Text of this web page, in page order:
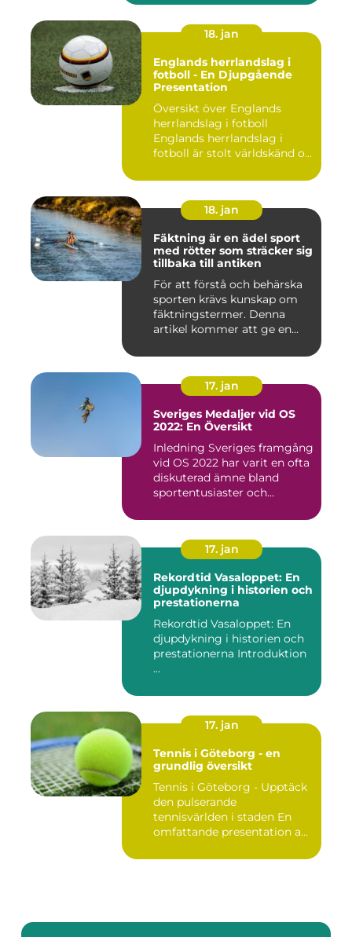
18. jan
Englands herrlandslag i
fotboll - En Djupgående
Presentation
Översikt över Englands
herrlandslag i fotboll
Englands herrlandslag i
fotboll är stolt världskänd o...
18. jan
Fäktning är en ädel sport
med rötter som sträcker sig
tillbaka till antiken
För att förstå och behärska
sporten krävs kunskap om
fäktningstermer. Denna
artikel kommer att ge en...
17. jan
Sveriges Medaljer vid OS
2022: En Översikt
Inledning Sveriges framgång
vid OS 2022 har varit en ofta
diskuterad ämne bland
sportentusiaster och...
17. jan
Rekordtid Vasaloppet: En
djupdykning i historien och
prestationerna
Rekordtid Vasaloppet: En
djupdykning i historien och
prestationerna Introduktion
...
17. jan
Tennis i Göteborg - en
grundlig översikt
Tennis i Göteborg - Upptäck
den pulserande
tennisvärlden i staden En
omfattande presentation av